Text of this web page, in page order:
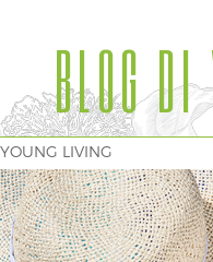
BLOG
YOUNG LIVING